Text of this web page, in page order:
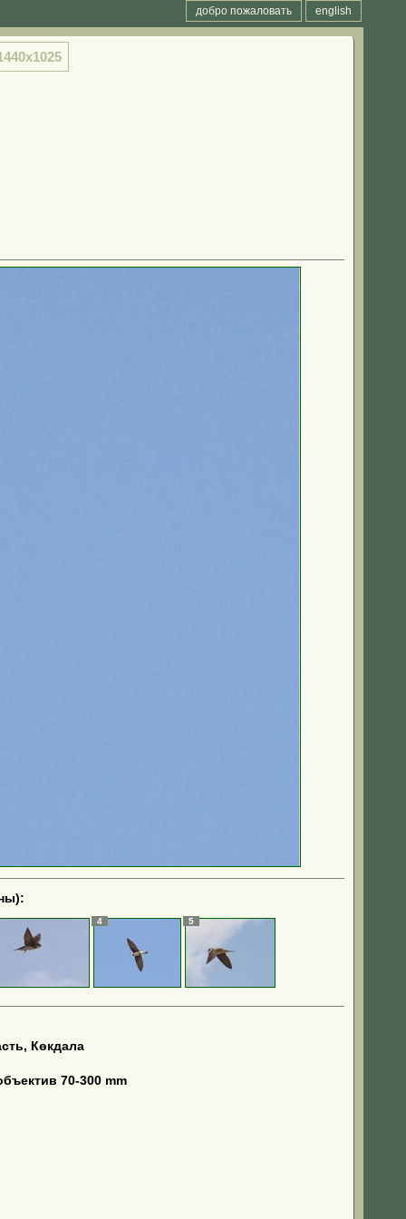
english
добро пожаловать
4 5
Көкдала
70-300 mm